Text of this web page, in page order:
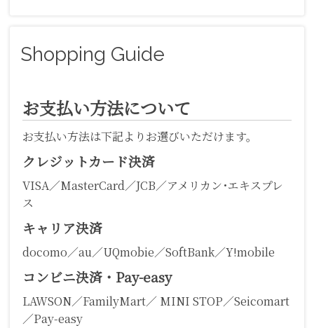
Shopping Guide
お支払い方法について
お支払い方法は下記よりお選びいただけます。
クレジットカード決済
VISA／MasterCard／JCB／アメリカン･エキスプレ
ス
キャリア決済
docomo／au／UQmobie／SoftBank／Y!mobile
コンビニ決済・Pay-easy
LAWSON／FamilyMart／ MINI STOP／Seicomart
／Pay-easy